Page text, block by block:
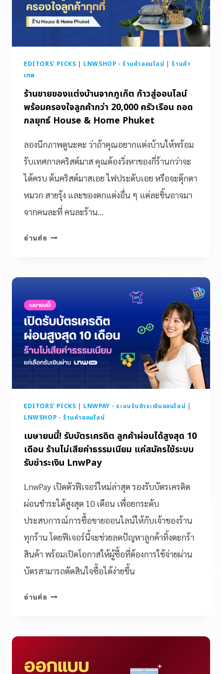
EDITORS' PICKS | LNWSHOP - ร้านค้าออนไลน์ | ร้านค้า
เทพ
ร้านขายของแต่งบ้านจากภูเก็ต ก้าวสู่ออนไลน์
พร้อมครองใจลูกค้ากว่า 20,000 ครัวเรือน ถอด
กลยุทธ์ House & Home Phuket
ลองนึกภาพดูนะคะ ว่าถ้าคุณอยากแต่งบ้านให้พร้อม
รับเทศกาลคริสต์มาส คุณต้องวิ่งหาของกี่ร้านกว่าจะ
ได้ครบ ต้นคริสต์มาสเอย ไฟประดับเอย หรือจะตุ๊กตา
หมวก สายรุ้ง และของตกแต่งอื่น ๆ แต่ละชิ้นอาจมา
จากคนละที่ คนละร้าน…
อ่านต่อ
EDITORS' PICKS | LNWPAY - ระบบรับชำระเงินออนไลน์ |
LNWSHOP - ร้านค้าออนไลน์
เมษายนนี้! รับบัตรเครดิต ลูกค้าผ่อนได้สูงสุด 10
เดือน ร้านไม่เสียค่าธรรมเนียม แค่สมัครใช้ระบบ
รับชำระเงิน LnwPay
LnwPay เปิดตัวฟีเจอร์ใหม่ล่าสุด รองรับบัตรเครดิต
ผ่อนชำระได้สูงสุด 10 เดือน เพื่อยกระดับ
ประสบการณ์การซื้อขายออนไลน์ให้กับเจ้าของร้าน
ทุกร้าน โดยฟีเจอร์นี้จะช่วยลดปัญหาลูกค้าทิ้งตะกร้า
สินค้า พร้อมเปิดโอกาสให้ผู้ซื้อที่ต้องการใช้จ่ายผ่าน
บัตรสามารถตัดสินใจซื้อได้ง่ายขึ้น
อ่านต่อ